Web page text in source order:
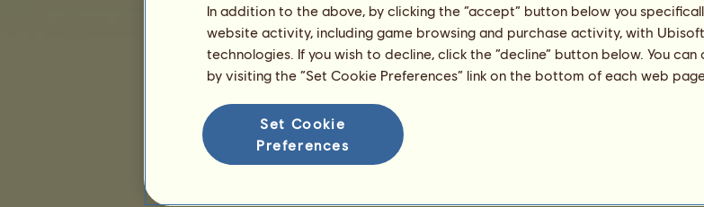
Die Trophäen
3 15 64
Die Kreationen
In addition to the above, by clicking the “accept” button below you
website activity, including game browsing and purchase activity, with
technologies. If you wish to decline, click the “decline” button below. You
by visiting the “Set Cookie Preferences” link on the bottom of each web
Set Cookie
Preferences